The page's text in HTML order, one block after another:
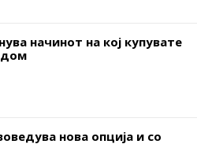
начинот на кој купувате
нова опција и со